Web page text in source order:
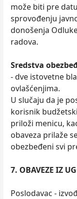
može biti pre
sprovođenju
donošenja
radova.
Sredstva
- dve istovetne
ovlašćenjima.
U slučaju da je
korisnik
priloži menicu,
obaveza prilaže
obezbeđeni svi
7. OBAVEZE IZ
Poslodavac -